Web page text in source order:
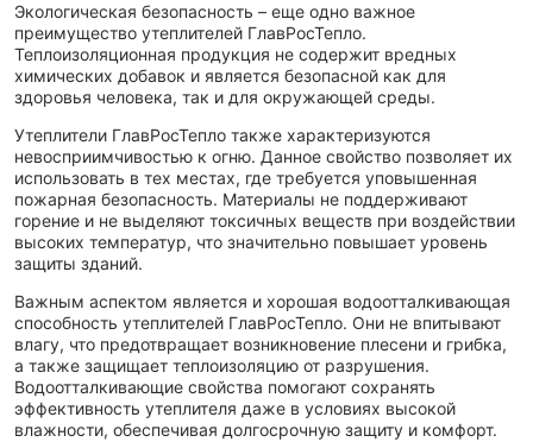
Экологическая безопасность – еще одно важное
преимущество утеплителей ГлавРосТепло.
Теплоизоляционная продукция не содержит вредных
химических добавок и является безопасной как для
здоровья человека, так и для окружающей среды.
Утеплители ГлавРосТепло также характеризуются
невосприимчивостью к огню. Данное свойство позволяет их
использовать в тех местах, где требуется уповышенная
пожарная безопасность. Материалы не поддерживают
горение и не выделяют токсичных веществ при воздействии
высоких температур, что значительно повышает уровень
защиты зданий.
Важным аспектом является и хорошая водоотталкивающая
способность утеплителей ГлавРосТепло. Они не впитывают
влагу, что предотвращает возникновение плесени и грибка,
а также защищает теплоизоляцию от разрушения.
Водоотталкивающие свойства помогают сохранять
эффективность утеплителя даже в условиях высокой
влажности, обеспечивая долгосрочную защиту и комфорт.